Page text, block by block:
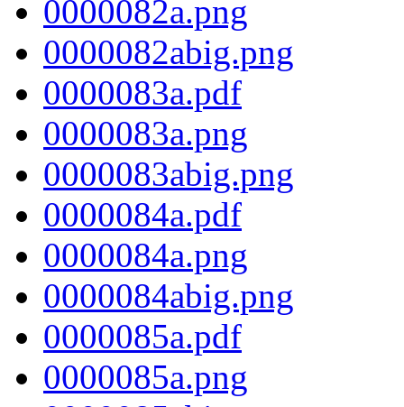
0000082a.png
0000082abig.png
0000083a.pdf
0000083a.png
0000083abig.png
0000084a.pdf
0000084a.png
0000084abig.png
0000085a.pdf
0000085a.png